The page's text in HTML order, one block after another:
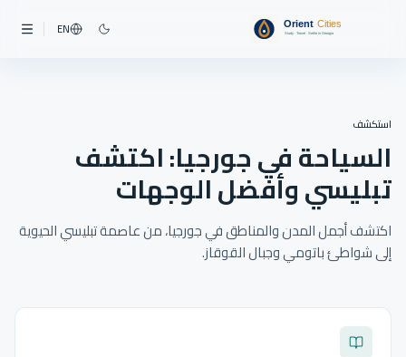
EN
استكشف
السياحة في جورجيا: اكتشف
تبليسي وأفضل الوجهات
اكتشف أجمل المدن والمناطق في جورجيا، من عاصمة تبليسي الحيوية
إلى شواطئ باتومي وجبال القوقاز.